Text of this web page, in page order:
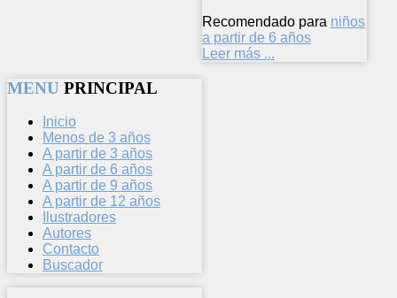
Recomendado para niños
a partir de 6 años
Leer más ...
MENU PRINCIPAL
Inicio
Menos de 3 años
A partir de 3 años
A partir de 6 años
A partir de 9 años
A partir de 12 años
Ilustradores
Autores
Contacto
Buscador